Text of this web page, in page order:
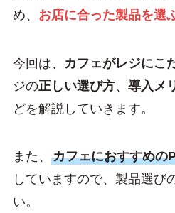
め、 お店に合った製品を選
今回は、 カフェがレジにこ
ジの正しい選び方、 導入メ
どを解説していきます。
また、 カフェにおすすめの
していますので、製品選び
い。